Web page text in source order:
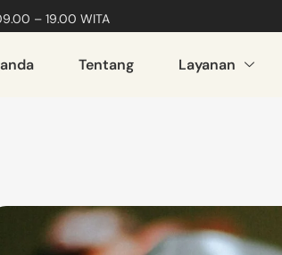
– 19.00 WITA
Tentang Layanan